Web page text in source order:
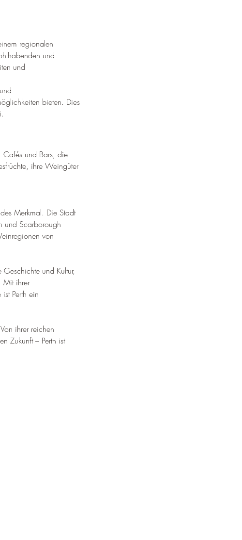
regionalen
und
und
bieten. Dies
.
Cafés und Bars, die
ihre Weingüter
Merkmal. Die Stadt
und Scarborough
von
und Kultur,
Mit ihrer
Perth ein
ihrer reichen
Zukunft – Perth ist